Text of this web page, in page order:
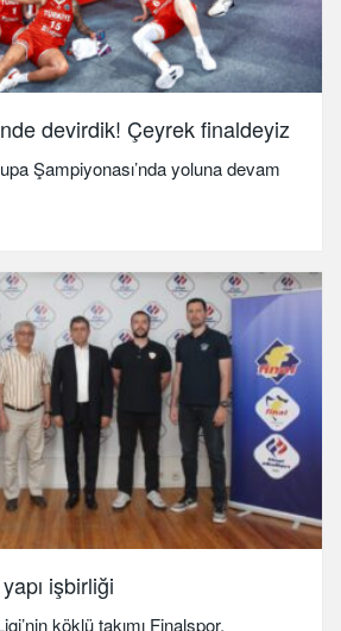
devirdik! Çeyrek finaldeyiz
Şampiyonası’nda yoluna devam
işbirliği
köklü takımı Finalspor,